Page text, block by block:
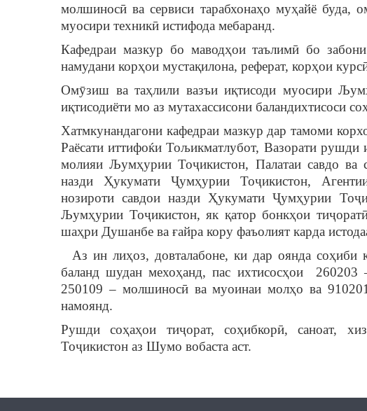
молшиносӣ ва сервиси тарабхонаҳо муҳайё буда,
муосири техникӣ истифода мебаранд.
Кафедраи мазкур бо маводҳои таълимӣ бо
намудани корҳои мустақилона, реферат, корҳои
Омӯзиш ва таҳлили вазъи иқтисоди муосири
иқтисодиёти мо аз мутахассисони баландихтисоси
Хатмкунандагони кафедраи мазкур дар тамоми
Раёсати иттифоќи Тољикматлубот, Вазорати
молияи Љумҳурии Тоҷикистон, Палатаи савдо
назди Ҳукумати Ҷумҳурии Тоҷикистон, Агентии
нозироти савдои назди Ҳукумати Ҷумҳурии
Љумҳурии Тоҷикистон, як қатор бонкҳои
шаҳри Душанбе ва ғайра кору фаъолият карда
Аз ин лиҳоз, довталабоне, ки дар оянда соҳиби
баланд шудан мехоҳанд, пас ихтисосҳои 260203
250109 – молшиносӣ ва муоинаи молҳо ва
намоянд.
Рушди соҳаҳои тиҷорат, соҳибкорӣ, саноат,
Тоҷикистон аз Шумо вобаста аст.